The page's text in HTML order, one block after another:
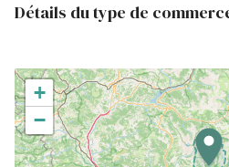
Détails du type de
+
−